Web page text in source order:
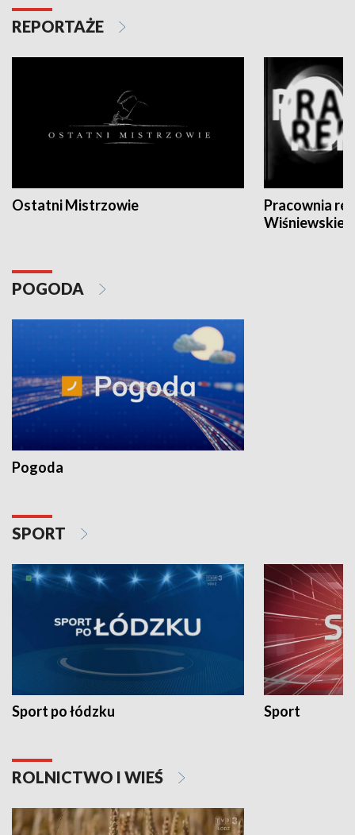
REPORTAŻE
Ostatni Mistrzowie
Pracownia
POGODA
Pogoda
SPORT
Sport po łódzku Sport
ROLNICTWO I WIEŚ